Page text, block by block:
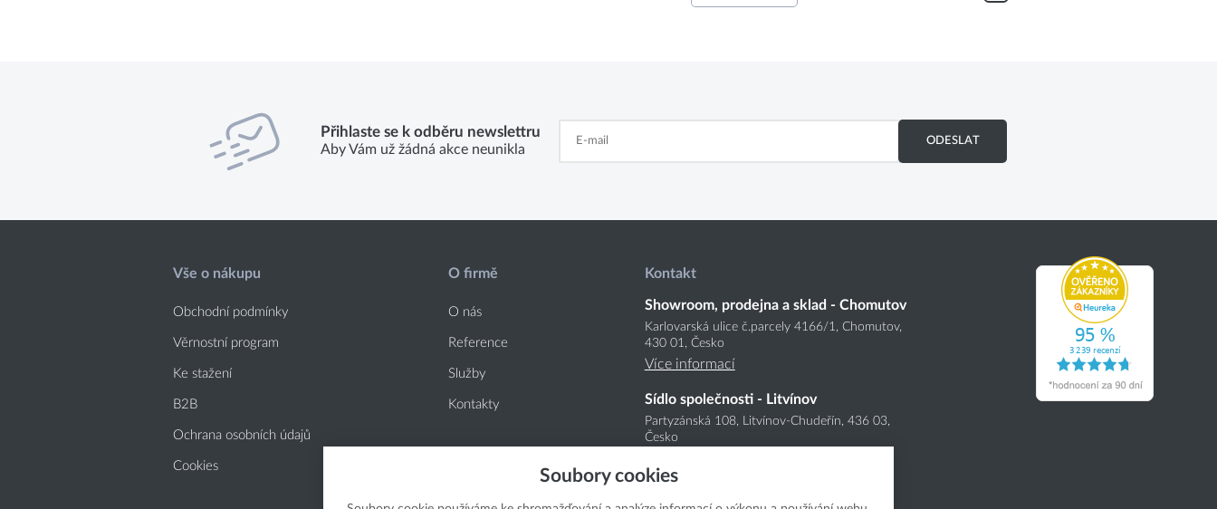
Přihlaste se k odběru newslettru
Aby Vám už žádná akce neunikla
ODESLAT
Vše o nákupu
Obchodní podmínky
Věrnostní program
Ke stažení
B2B
Ochrana osobních údajů
Cookies
O firmě
O nás
Reference
Služby
Kontakty
Kontakt
Showroom, prodejna a sklad - Chomutov
Karlovarská ulice č.parcely 4166/1, Chomutov,
430 01, Česko
Více informací
Sídlo společnosti - Litvínov
Partyzánská 108, Litvínov-Chudeřín, 436 03,
Česko
Soubory cookies